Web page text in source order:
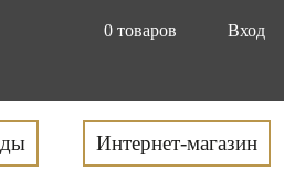
0 товаров
Вход
Интернет-магазин